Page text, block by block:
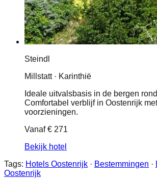
Steindl
Millstatt · Karinthië
Ideale uitvalsbasis in de bergen
Comfortabel verblijf in Oostenrijk
voorzieningen.
Vanaf€ 271
Bekijk hotel
Tags: Hotels Oostenrijk · Bestemmingen ·
Oostenrijk